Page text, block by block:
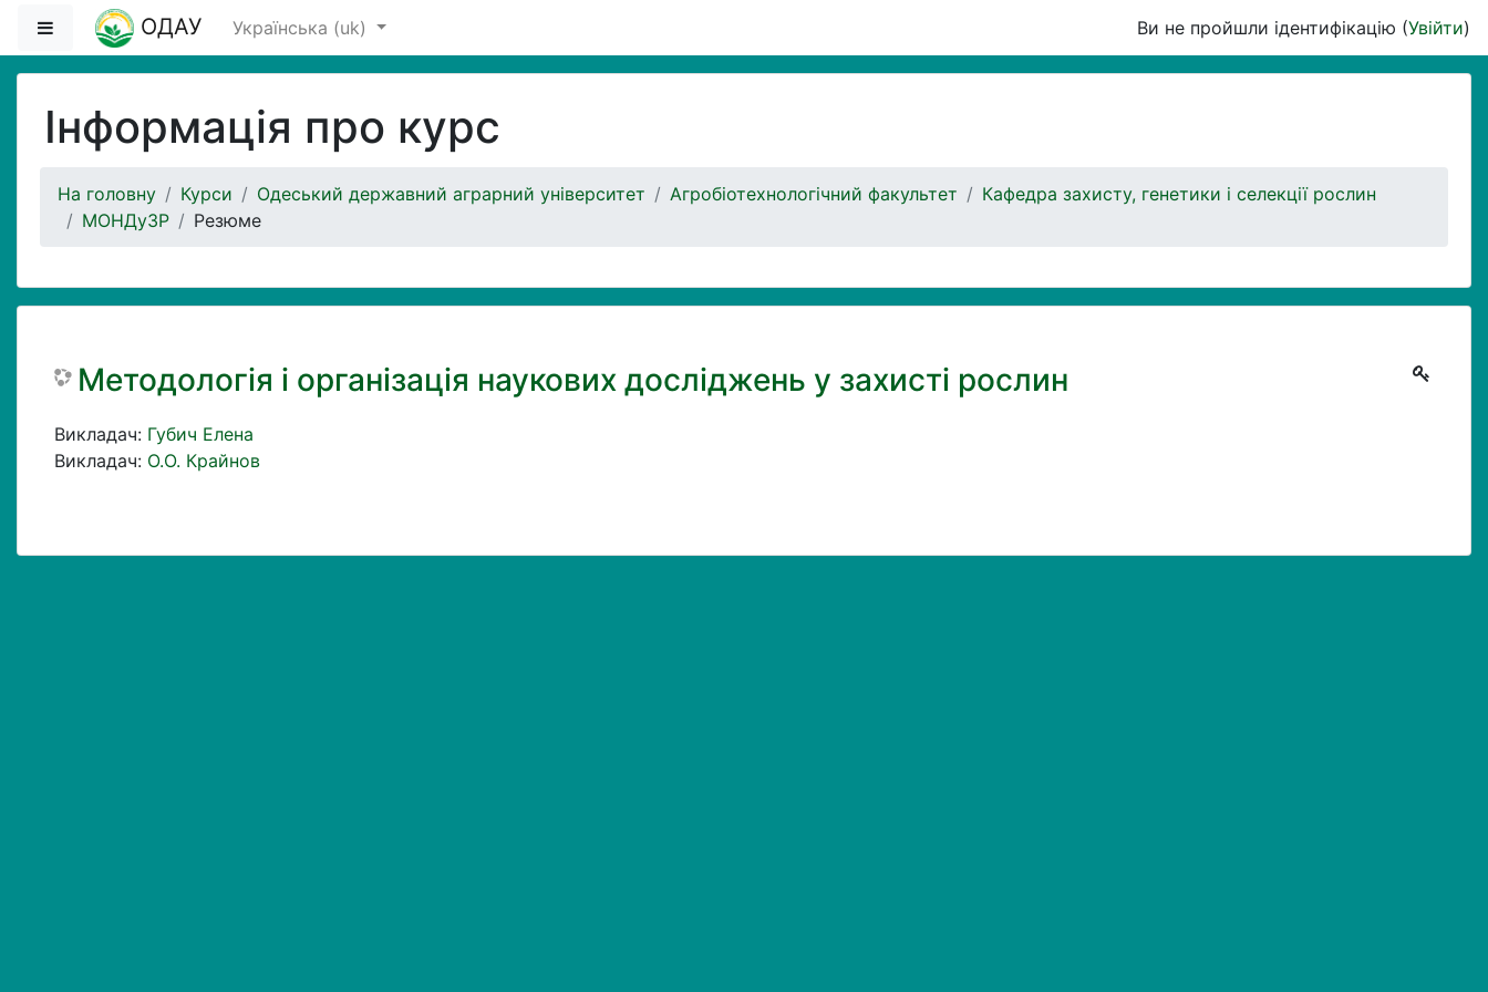
Перейти до головного вмісту
Бокова панель
ОДАУ Українська ‎(uk)‎ Ви не пройшли ідентифікацію (Увійти)
Інформація про курс
На головну Курси Одеський державний аграрний університет Агробіотехнологічний факультет
Кафедра захисту, генетики і селекції рослин
МОНДуЗР
Резюме
Методологія і організація наукових досліджень у захисті рослин
Викладач: Губич Елена
Викладач: О.О. Крайнов